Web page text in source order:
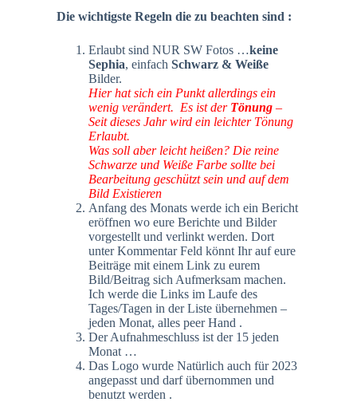
Die wichtigste Regeln die zu beachten sind :
Erlaubt sind NUR SW Fotos …keine
Sephia, einfachSchwarz & Weiße
Bilder.
Hier hat sich ein Punkt allerdings ein
wenig verändert. Es ist der Tönung –
Seit dieses Jahr wird ein leichter Tönung
Erlaubt.
Was soll aber leicht heißen? Die reine
Schwarze und Weiße Farbe sollte bei
Bearbeitung geschützt sein und auf dem
Bild Existieren
Anfang des Monats werde ich ein Bericht
eröffnen wo eure Berichte und Bilder
vorgestellt und verlinkt werden. Dort
unter Kommentar Feld könnt Ihr auf eure
Beiträge mit einem Link zu eurem
Bild/Beitrag sich Aufmerksam machen.
Ich werde die Links im Laufe des
Tages/Tagen in der Liste übernehmen –
jeden Monat, alles peer Hand .
Der Aufnahmeschluss ist der 15 jeden
Monat …
Das Logo wurde Natürlich auch für 2023
angepasst und darf übernommen und
benutzt werden .